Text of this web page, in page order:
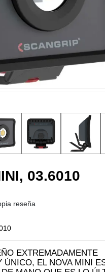
03.6010
reseña
EXTREMADAMENTE
ÚNICO, EL NOVA MINI